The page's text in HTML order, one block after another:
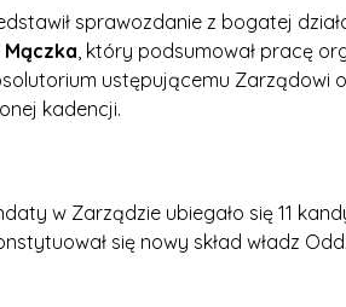
sprawozdanie z bogatej
Mączka, który podsumował pracę
ustępującemu Zarządowi
kadencji.
w Zarządzie ubiegało się 11
się nowy skład władz